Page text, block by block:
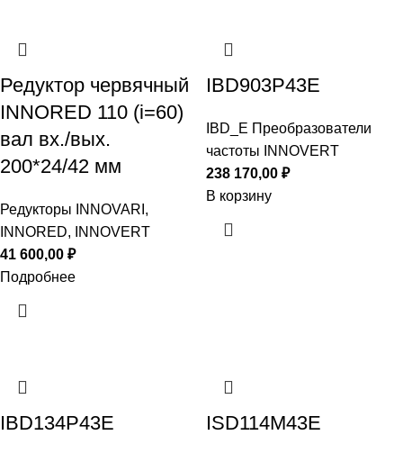
Редуктор червячный
INNORED 110 (i=60)
вал вх./вых.
200*24/42 мм
Редукторы INNOVARI,
INNORED, INNOVERT
41 600,00 ₽
Подробнее
IBD903P43E
IBD_E Преобразователи
частоты INNOVERT
238 170,00 ₽
В корзину
IBD134P43E ISD114M43E